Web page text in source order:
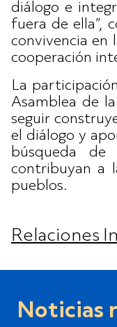
diálogo e
fuera de ella”,
convivencia en
cooperación
La
Asamblea de
seguir
el diálogo y
búsqueda de
contribuyan a
pueblos.
Relaciones
Noticias